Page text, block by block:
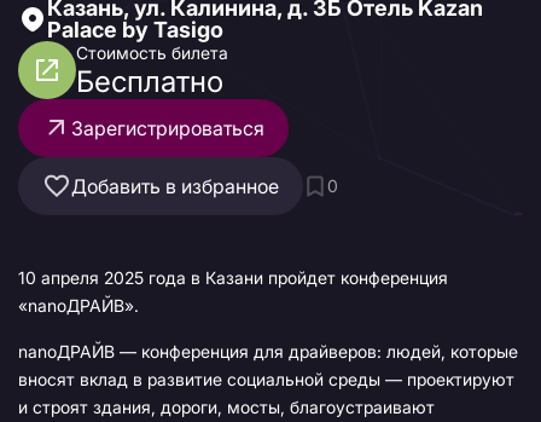
Казань, ул. Калинина, д. 3Б Отель Kazan
Palace by Tasigo
Стоимость билета
Бесплатно
Зарегистрироваться
Добавить в избранное 0
10 апреля 2025 года в Казани пройдет конференция
«nanoДРАЙВ».
nanoДРАЙВ — конференция для драйверов: людей, которые
вносят вклад в развитие социальной среды — проектируют
и строят здания, дороги, мосты, благоустраивают